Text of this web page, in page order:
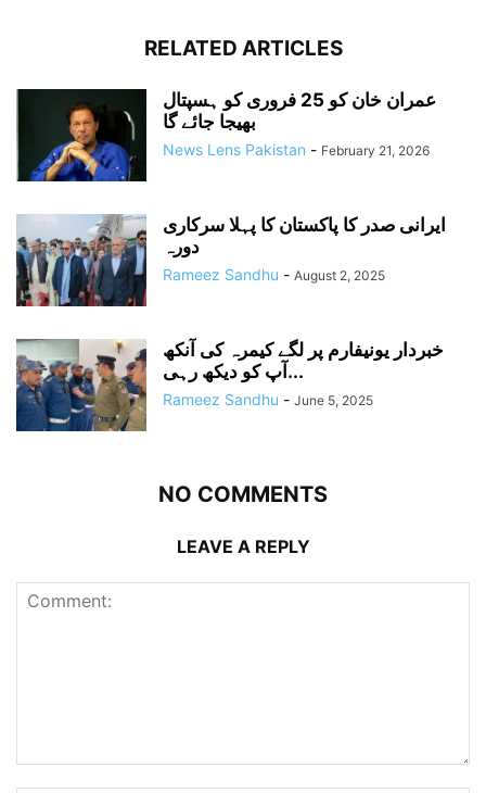
RELATED ARTICLES
عمران خان کو 25 فروری کو ہسپتال
بھیجا جائے گا
News Lens Pakistan - February 21, 2026
ایرانی صدر کا پاکستان کا پہلا سرکاری
دورہ
Rameez Sandhu - August 2, 2025
خبردار یونیفارم پر لگے کیمرہ کی آنکھ
آپ کو دیکھ رہی...
Rameez Sandhu - June 5, 2025
NO COMMENTS
LEAVE A REPLY